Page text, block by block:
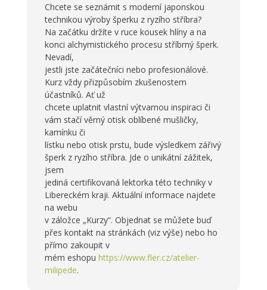
Chcete se seznámit s moderní japonskou
technikou výroby šperku z ryzího stříbra?
Na začátku držíte v ruce kousek hlíny a na
konci alchymistického procesu stříbrný šperk.
Nevadí,
jestli jste začátečníci nebo profesionálové.
Kurz vždy přizpůsobím zkušenostem
účastníků. Ať už
chcete uplatnit vlastní výtvarnou inspiraci či
vám stačí věrný otisk oblíbené mušličky,
kamínku či
lístku nebo otisk prstu, bude výsledkem zářivý
šperk z ryzího stříbra. Jde o unikátní zážitek,
jsem
jediná certifikovaná lektorka této techniky v
Libereckém kraji. Aktuální informace najdete
na webu
v záložce „Kurzy“. Objednat se můžete buď
přes kontakt na stránkách (viz výše) nebo ho
přímo zakoupit v
mém eshopu https://www.fler.cz/atelier-
milipede.